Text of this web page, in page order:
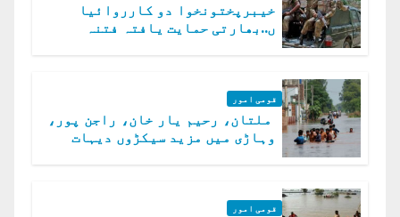
خیبرپختونخوا دو کارروائیا
ں..بھارتی حمایت یافتہ فتنہ
قومی امور
ملتان، رحیم یار خان، راجن پور،
وہاڑی میں مزید سیکڑوں دیہات
قومی امور